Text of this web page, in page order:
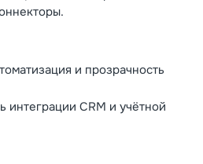
и прозрачность
интеграции CRM и учётной